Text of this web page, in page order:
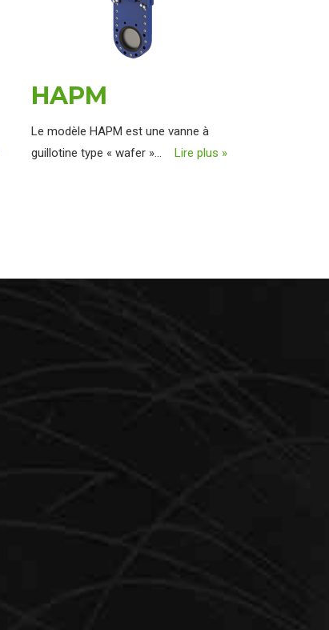
HAPM
Le modèle HAPM est une vanne à
guillotine type « wafer »... Lire plus »